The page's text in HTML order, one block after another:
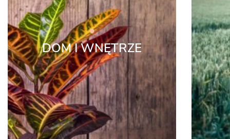
DOM I WNĘTRZE